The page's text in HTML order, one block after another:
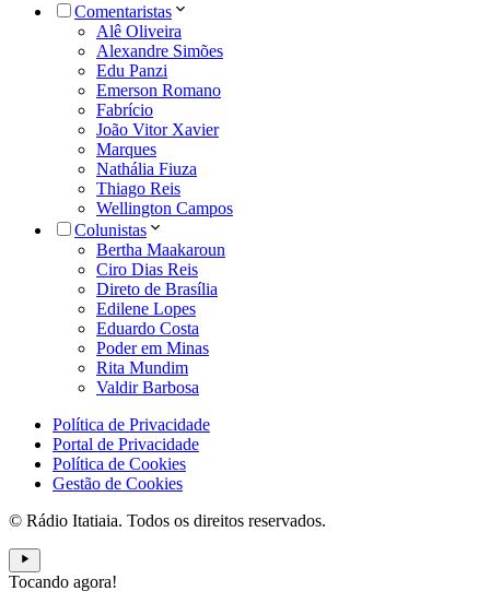
Comentaristas
Alê Oliveira
Alexandre Simões
Edu Panzi
Emerson Romano
Fabrício
João Vitor Xavier
Marques
Nathália Fiuza
Thiago Reis
Wellington Campos
Colunistas
Bertha Maakaroun
Ciro Dias Reis
Direto de Brasília
Edilene Lopes
Eduardo Costa
Poder em Minas
Rita Mundim
Valdir Barbosa
Política de Privacidade
Portal de Privacidade
Política de Cookies
Gestão de Cookies
© Rádio Itatiaia. Todos os direitos reservados.
Tocando agora!